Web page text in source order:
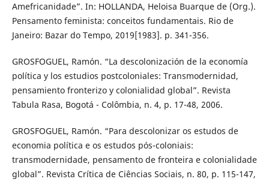
Amefricanidade”. In: HOLLANDA, Heloisa Buarque de (Org.).
Pensamento feminista: conceitos fundamentais. Rio de
Janeiro: Bazar do Tempo, 2019[1983]. p. 341-356.
GROSFOGUEL, Ramón. “La descolonización de la economía
política y los estudios postcoloniales: Transmodernidad,
pensamiento fronterizo y colonialidad global”. Revista
Tabula Rasa, Bogotá - Colômbia, n. 4, p. 17-48, 2006.
GROSFOGUEL, Ramón. “Para descolonizar os estudos de
economia política e os estudos pós-coloniais:
transmodernidade, pensamento de fronteira e colonialidade
global”. Revista Crítica de Ciências Sociais, n. 80, p. 115-147,